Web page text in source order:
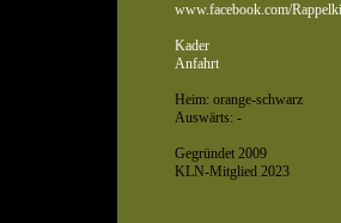
www.facebook.com/
Kader
Anfahrt
Heim: orange-schwarz
Auswärts: -
Gegründet 2009
KLN-Mitglied 2023